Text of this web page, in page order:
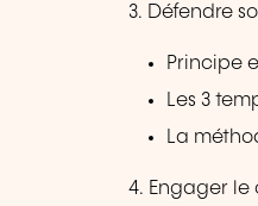
3. Défendre
Principe
Les 3
La
4. Engager le